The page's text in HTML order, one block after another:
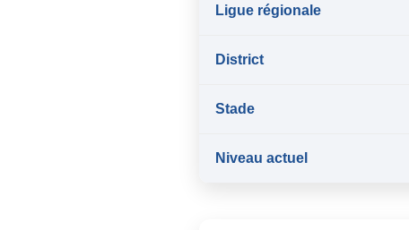
Ligue régionale
District
Stade
Niveau actuel